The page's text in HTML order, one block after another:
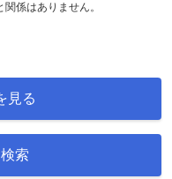
係はありません。
見る
索